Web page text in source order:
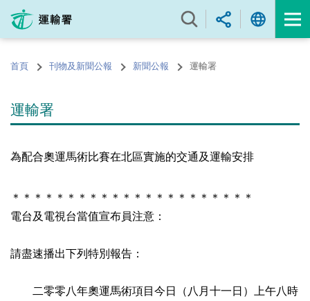
內
的首頁 刊物及新聞公報 新聞公報 運輸署
運輸署
為配合奧運馬術比賽在北區實施的交通及運輸安排
＊＊＊＊＊＊＊＊＊＊＊＊＊＊＊＊＊＊＊＊＊＊
電台及電視台當值宣布員注意：
請盡速播出下列特別報告：
二零零八年奧運馬術項目今日（八月十一日）上午八時